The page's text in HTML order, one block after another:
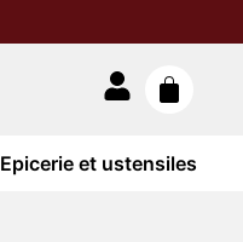
Epicerie et ustensiles